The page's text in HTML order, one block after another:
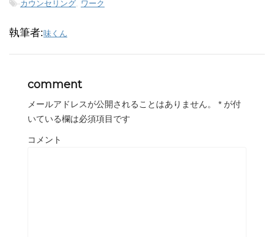
-カウンセリング, ワーク
執筆者:味くん
comment
メールアドレスが公開されることはありません。 * が付
いている欄は必須項目です
コメント